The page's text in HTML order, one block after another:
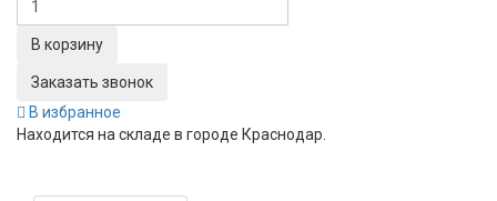
Заказать звонок
В избранное
Находится на складе в городе Краснодар